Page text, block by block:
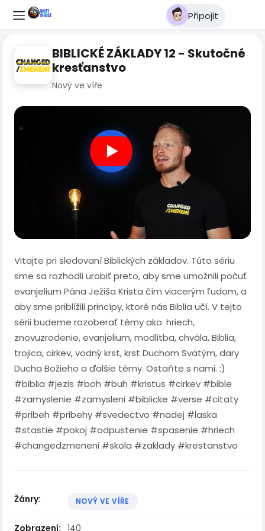
Připojit
BIBLICKÉ ZÁKLADY 12 - Skutočné
kresťanstvo
Nový ve víře
Vitajte pri sledovaní Biblických základov. Túto sériu
sme sa rozhodli urobiť preto, aby sme umožnili počuť
evanjelium Pána Ježiša Krista čím viacerým ľudom, a
aby sme priblížili princípy, ktoré nás Biblia učí. V tejto
sérii budeme rozoberať témy ako: hriech,
znovuzrodenie, evanjelium, modlitba, chvála, Biblia,
trojica, cirkev, vodný krst, krst Duchom Svätým, dary
Ducha Božieho a ďalšie témy. Ostaňte s nami. :)
#biblia #jezis #boh #buh #kristus #cirkev #bible
#zamyslenie #zamysleni #biblicke #verse #citaty
#pribeh #pribehy #svedectvo #nadej #laska
#stastie #pokoj #odpustenie #spasenie #hriech
#changedzmeneni #skola #zaklady #krestanstvo
Žánry: NOVÝ VE VÍŘE
Zobrazení: 140